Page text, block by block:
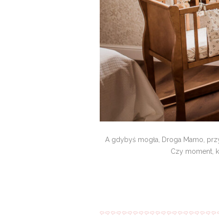
A gdybyś mogła, Droga Mamo,
Czy moment,